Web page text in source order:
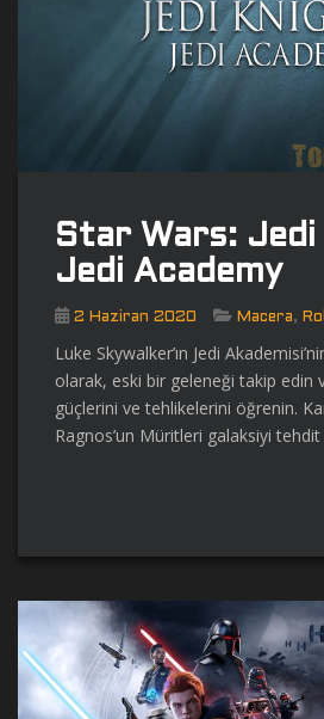
Star Wars:
Jedi Academy
2 Haziran 2020 Macera,
Luke Skywalker’ın Jedi
olarak, eski bir geleneği takip edin
güçlerini ve tehlikelerini öğrenin.
Ragnos’un Müritleri galaksiyi